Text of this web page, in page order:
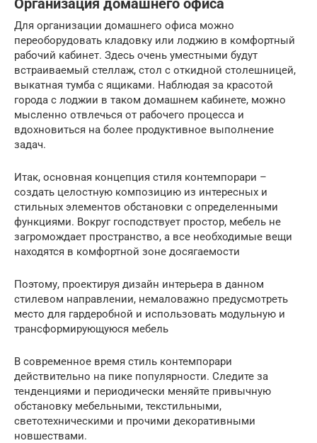
Организация домашнего офиса
Для организации домашнего офиса можно
переоборудовать кладовку или лоджию в комфортный
рабочий кабинет. Здесь очень уместными будут
встраиваемый стеллаж, стол с откидной столешницей,
выкатная тумба с ящиками. Наблюдая за красотой
города с лоджии в таком домашнем кабинете, можно
мысленно отвлечься от рабочего процесса и
вдохновиться на более продуктивное выполнение
задач.
Итак, основная концепция стиля контемпорари –
создать целостную композицию из интересных и
стильных элементов обстановки с определенными
функциями. Вокруг господствует простор, мебель не
загромождает пространство, а все необходимые вещи
находятся в комфортной зоне досягаемости
Поэтому, проектируя дизайн интерьера в данном
стилевом направлении, немаловажно предусмотреть
место для гардеробной и использовать модульную и
трансформирующуюся мебель
В современное время стиль контемпорари
действительно на пике популярности. Следите за
тенденциями и периодически меняйте привычную
обстановку мебельными, текстильными,
светотехническими и прочими декоративными
новшествами.